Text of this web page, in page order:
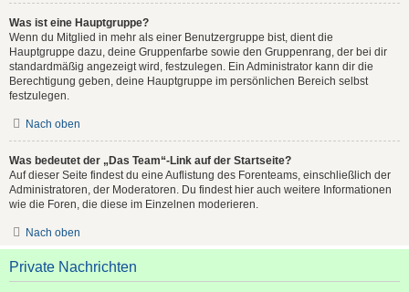
Was ist eine Hauptgruppe?
Wenn du Mitglied in mehr als einer Benutzergruppe bist, dient die
Hauptgruppe dazu, deine Gruppenfarbe sowie den Gruppenrang, der bei dir
standardmäßig angezeigt wird, festzulegen. Ein Administrator kann dir die
Berechtigung geben, deine Hauptgruppe im persönlichen Bereich selbst
festzulegen.
Nach oben
Was bedeutet der „Das Team“-Link auf der Startseite?
Auf dieser Seite findest du eine Auflistung des Forenteams, einschließlich der
Administratoren, der Moderatoren. Du findest hier auch weitere Informationen
wie die Foren, die diese im Einzelnen moderieren.
Nach oben
Private Nachrichten